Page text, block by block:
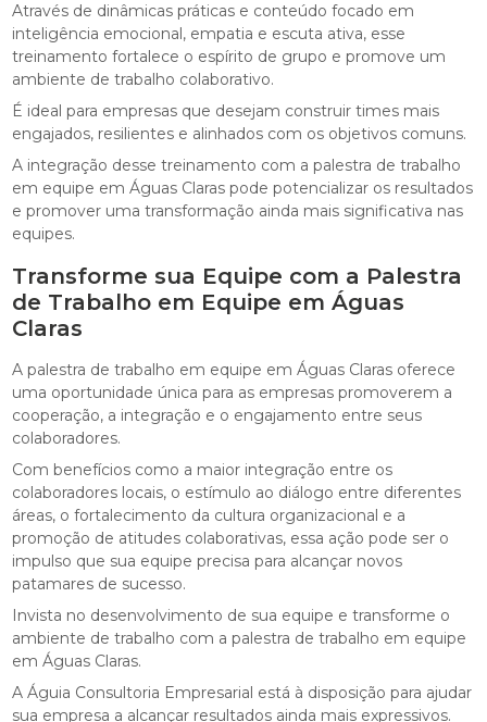
Através de dinâmicas práticas e conteúdo focado em
inteligência emocional, empatia e escuta ativa, esse
treinamento fortalece o espírito de grupo e promove um
ambiente de trabalho colaborativo.
É ideal para empresas que desejam construir times mais
engajados, resilientes e alinhados com os objetivos comuns.
A integração desse treinamento com a palestra de trabalho
em equipe em Águas Claras pode potencializar os resultados
e promover uma transformação ainda mais significativa nas
equipes.
Transforme sua Equipe com a Palestra
de Trabalho em Equipe em Águas
Claras
A palestra de trabalho em equipe em Águas Claras oferece
uma oportunidade única para as empresas promoverem a
cooperação, a integração e o engajamento entre seus
colaboradores.
Com benefícios como a maior integração entre os
colaboradores locais, o estímulo ao diálogo entre diferentes
áreas, o fortalecimento da cultura organizacional e a
promoção de atitudes colaborativas, essa ação pode ser o
impulso que sua equipe precisa para alcançar novos
patamares de sucesso.
Invista no desenvolvimento de sua equipe e transforme o
ambiente de trabalho com a palestra de trabalho em equipe
em Águas Claras.
A Águia Consultoria Empresarial está à disposição para ajudar
sua empresa a alcançar resultados ainda mais expressivos.